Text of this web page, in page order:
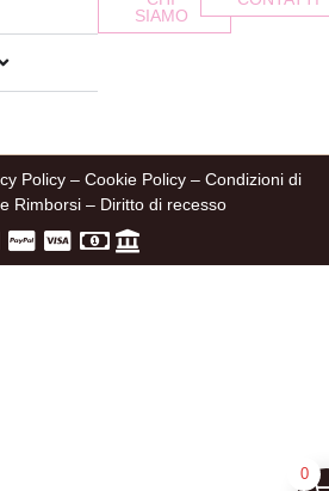
SIAMO
Policy – Cookie Policy – Condizioni di
Rimborsi – Diritto di recesso
0